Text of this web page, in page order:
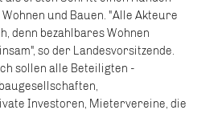
und Bauen. "Alle Akteure
denn bezahlbares Wohnen
so der Landesvorsitzende.
sollen alle Beteiligten -
Investoren, Mietervereine, die